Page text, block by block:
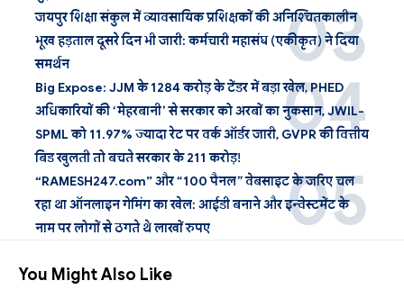
जयपुर शिक्षा संकुल में व्यावसायिक प्रशिक्षकों की अनिश्चितकालीन
भूख हड़ताल दूसरे दिन भी जारी: कर्मचारी महासंघ (एकीकृत) ने दिया
समर्थन
Big Expose: JJM के 1284 करोड़ के टेंडर में बड़ा खेल, PHED
अधिकारियों की ‘मेहरबानी’ से सरकार को अरबों का नुकसान, JWIL-
SPML को 11.97% ज्यादा रेट पर वर्क ऑर्डर जारी, GVPR की वित्तीय
बिड खुलती तो बचते सरकार के 211 करोड़!
“RAMESH247.com” और “100 पैनल” वेबसाइट के जरिए चल
रहा था ऑनलाइन गेमिंग का खेल: आईडी बनाने और इन्वेस्टमेंट के
नाम पर लोगों से ठगते थे लाखों रुपए
You Might Also Like